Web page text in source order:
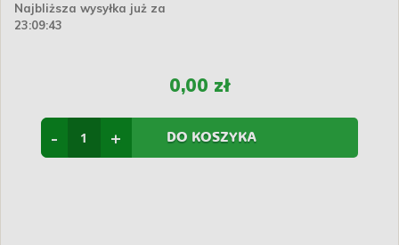
Najbliższa wysyłka już za
23:09:42
0,00 zł
+
- DO KOSZYKA